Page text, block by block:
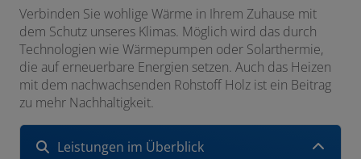
Verbinden Sie wohlige Wärme in Ihrem Zuhause mit
dem Schutz unseres Klimas. Möglich wird das durch
Technologien wie Wärmepumpen oder Solarthermie,
die auf erneuerbare Energien setzen. Auch das Heizen
mit dem nachwachsenden Rohstoff Holz ist ein Beitrag
zu mehr Nachhaltigkeit.
Leistungen im Überblick